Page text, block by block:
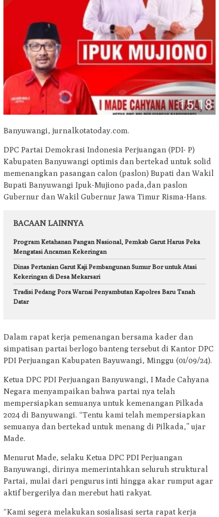
Banyuwangi, jurnalkotatoday.com.
DPC Partai Demokrasi Indonesia Perjuangan (PDI- P)
Kabupaten Banyuwangi optimis dan bertekad untuk solid
memenangkan pasangan calon (paslon) Bupati dan Wakil
Bupati Banyuwangi Ipuk-Mujiono pada,dan paslon
Gubernur dan Wakil Gubernur Jawa Timur Risma-Hans.
BACAAN LAINNYA
Program Ketahanan Pangan Nasional, Pemkab Garut Harus Peka
Mengatasi Ancaman Kekeringan
Dinas Pertanian Garut Kaji Pembangunan Sumur Bor untuk Atasi
Kekeringan di Desa Mekarsari
Tradisi Pedang Pora Warnai Penyambutan Kapolres Baru Tanah
Datar
Dalam rapat kerja pemenangan bersama kader dan
simpatisan partai berlogo banteng tersebut di Kantor DPC
PDI Perjuangan Kabupaten Bayuwangi, Minggu (01/09/24).
Ketua DPC PDI Perjuangan Banyuwangi, I Made Cahyana
Negara menyampaikan bahwa partai nya telah
mempersiapkan semuanya untuk kemenangan Pilkada
2024 di Banyuwangi. “Tentu kami telah mempersiapkan
semuanya dan bertekad untuk menang di Pilkada,” ujar
Made.
Menurut Made, selaku Ketua DPC PDI Perjuangan
Banyuwangi, dirinya memerintahkan seluruh struktural
Partai, mulai dari pengurus inti hingga akar rumput agar
aktif bergerilya dan merebut hati rakyat.
“Kami segera melakukan sosialisasi serta rapat kerja